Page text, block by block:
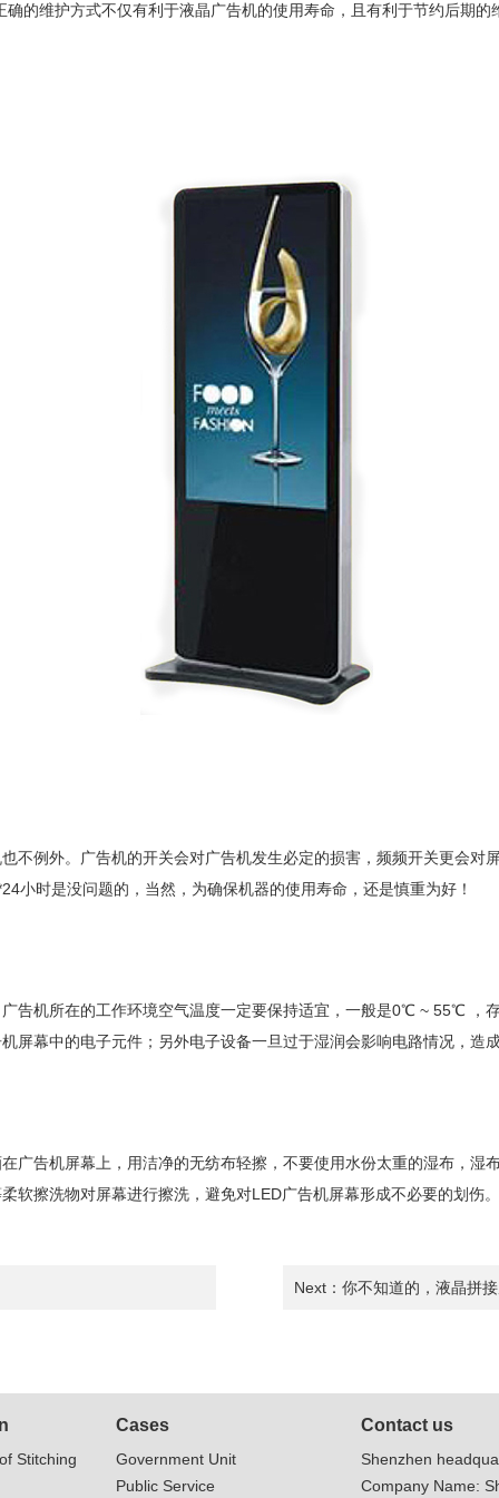
确的维护方式不仅有利于液晶广告机的使用寿命，且有利于节约后期的
不例外。广告机的开关会对广告机发生必定的损害，频频开关更会对
小时是没问题的，当然，为确保机器的使用寿命，还是慎重为好！
告机所在的工作环境空气温度一定要保持适宜，一般是0℃ ~ 55℃
屏幕中的电子元件；另外电子设备一旦过于湿润会影响电路情况，造
广告机屏幕上，用洁净的无纺布轻擦，不要使用水份太重的湿布，湿
软擦洗物对屏幕进行擦洗，避免对LED广告机屏幕形成不必要的划伤。
Next： 你不知道的，液晶拼
Stitching
Cases
Government Unit
Public Service
Contact us
Shenzhen
Company Name: